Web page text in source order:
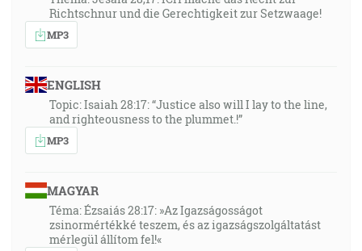
Richtschnur und die Gerechtigkeit zur Setzwaage!
MP3
ENGLISH
Topic: Isaiah 28:17: “Justice also will I lay to the line,
and righteousness to the plummet.!”
MP3
MAGYAR
Téma: Ézsaiás 28:17: »Az Igazságosságot
zsinormértékké teszem, és az igazságszolgáltatást
mérlegül állítom fel!«